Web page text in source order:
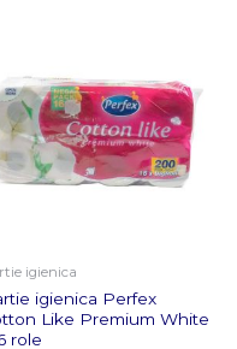
igienica
igienica Perfex
Like Premium White
role